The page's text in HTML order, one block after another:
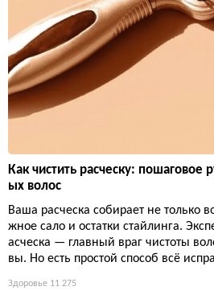
Как чистить расческу: пошаговое
ых волос
Ваша расческа собирает не только
жное сало и остатки стайлинга.
асческа — главный враг чистоты
вы. Но есть простой способ всё
Здоровье 11 275